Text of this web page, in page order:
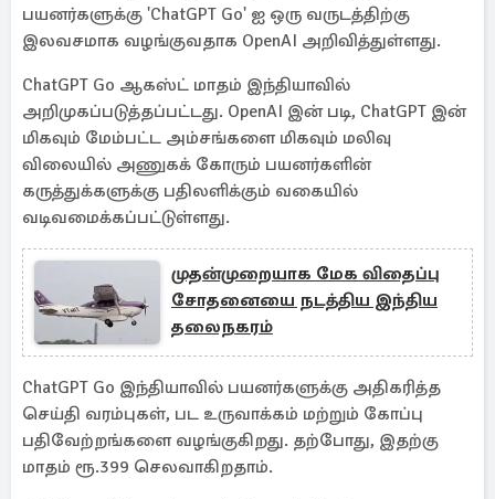
பயனர்களுக்கு 'ChatGPT Go' ஐ ஒரு வருடத்திற்கு
இலவசமாக வழங்குவதாக OpenAI அறிவித்துள்ளது.
ChatGPT Go ஆகஸ்ட் மாதம் இந்தியாவில்
அறிமுகப்படுத்தப்பட்டது. OpenAI இன் படி, ChatGPT இன்
மிகவும் மேம்பட்ட அம்சங்களை மிகவும் மலிவு
விலையில் அணுகக் கோரும் பயனர்களின்
கருத்துக்களுக்கு பதிலளிக்கும் வகையில்
வடிவமைக்கப்பட்டுள்ளது.
முதன்முறையாக மேக விதைப்பு
சோதனையை நடத்திய இந்திய
தலைநகரம்
ChatGPT Go இந்தியாவில் பயனர்களுக்கு அதிகரித்த
செய்தி வரம்புகள், பட உருவாக்கம் மற்றும் கோப்பு
பதிவேற்றங்களை வழங்குகிறது. தற்போது, ​இதற்கு
மாதம் ரூ.399 செலவாகிறதாம்.